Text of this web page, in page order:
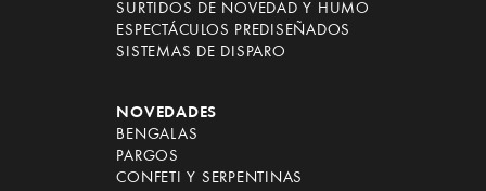
SURTIDOS DE NOVEDAD Y HUMO
ESPECTÁCULOS PREDISEÑADOS
SISTEMAS DE DISPARO
NOVEDADES
BENGALAS
PARGOS
CONFETI Y SERPENTINAS